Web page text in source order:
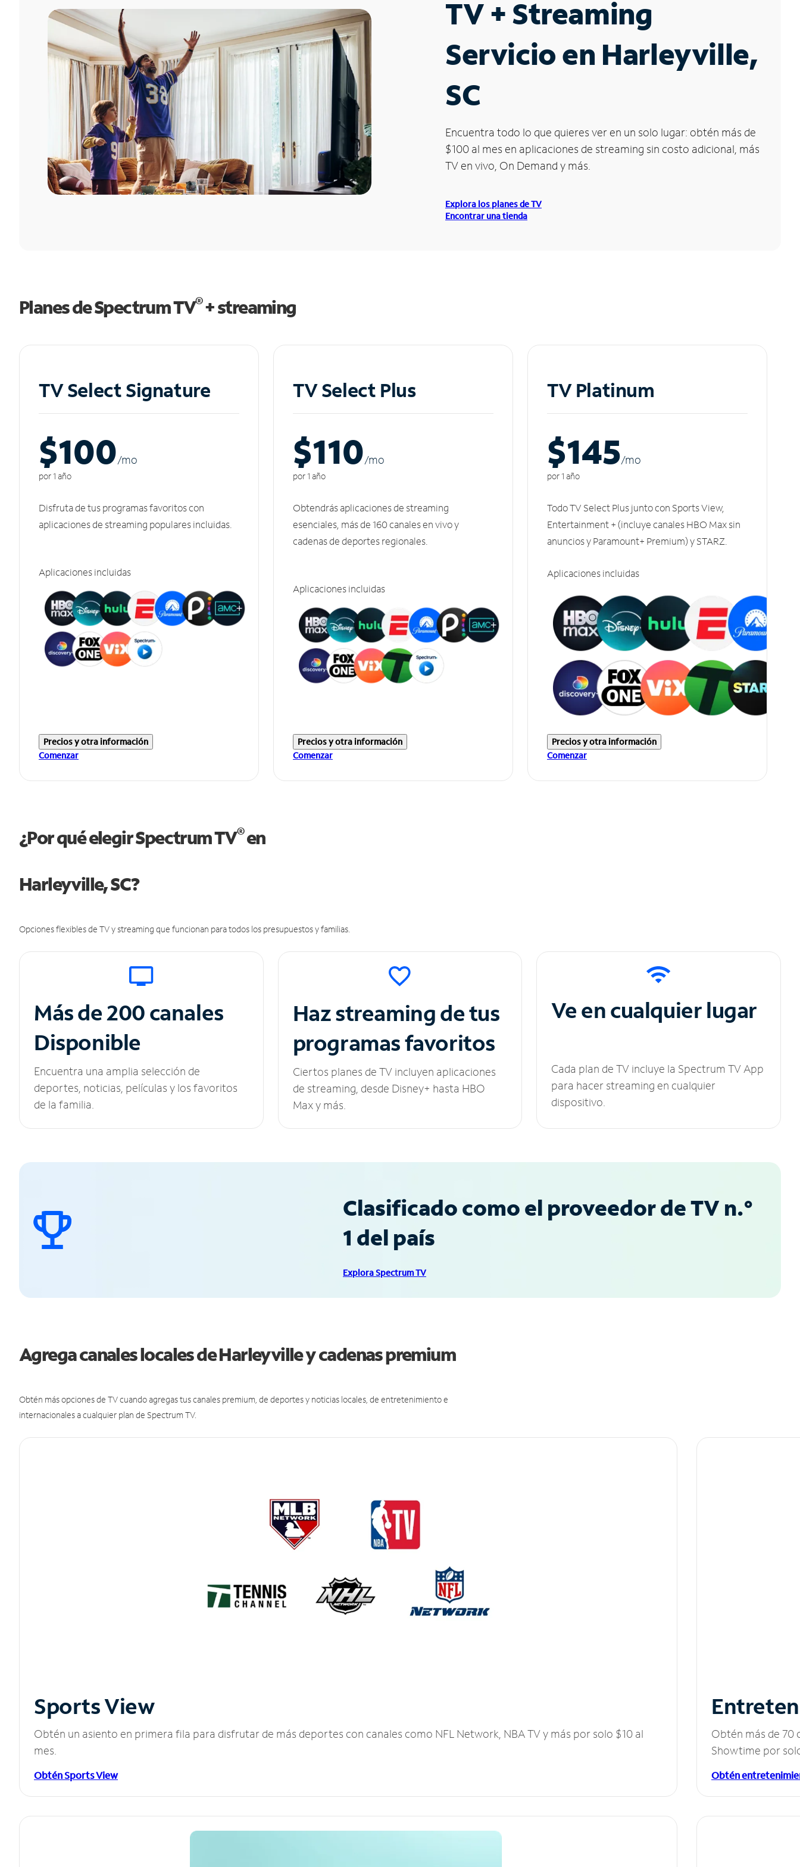
TV + Streaming
Servicio en Harleyville,
SC
Encuentra todo lo que quieres ver en un solo lugar: obtén más de
$100 al mes en aplicaciones de streaming sin costo adicional, más
TV en vivo, On Demand y más.
Explora los planes de TV
Encontrar una tienda
Planes de Spectrum TV®+ streaming
TV Select Signature
$100/mo
por 1 año
Disfruta de tus programas favoritos con
aplicaciones de streaming populares incluidas.
Aplicaciones incluidas
Precios y otra información
Comenzar
TV Select Plus
$110/mo
por 1 año
Obtendrás aplicaciones de streaming
esenciales, más de 160 canales en vivo y
cadenas de deportes regionales.
Aplicaciones incluidas
Precios y otra información
Comenzar
TV Platinum
$145/mo
por 1 año
Todo TV Select Plus junto con Sports View,
Entertainment + (incluye canales HBO Max sin
anuncios y Paramount+ Premium) y STARZ.
Aplicaciones incluidas
Precios y otra información
Comenzar
¿Por qué elegir Spectrum TV®en
Harleyville, SC?
Opciones flexibles de TV y streaming que funcionan para todos los presupuestos y familias.
Más de 200 canales
Disponible
Encuentra una amplia selección de
deportes, noticias, películas y los favoritos
de la familia.
Haz streaming de tus
programas favoritos
Ciertos planes de TV incluyen aplicaciones
de streaming, desde Disney+ hasta HBO
Max y más.
Ve en cualquier lugar
Cada plan de TV incluye la Spectrum TV App
para hacer streaming en cualquier
dispositivo.
Clasificado como el proveedor de TV n.°
1 del país
Explora Spectrum TV
Agrega canales locales de Harleyville y cadenas premium
Obtén más opciones de TV cuando agregas tus canales premium, de deportes y noticias locales, de entretenimiento e
internacionales a cualquier plan de Spectrum TV.
Sports View
Obtén un asiento en primera fila para disfrutar de más deportes con canales como NFL Network, NBA TV y más por solo $10 al
mes.
Obtén Sports View
Obtén más de 70
Showtime por
Obtén